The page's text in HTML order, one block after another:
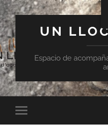
UN
Espacio de
Act/des
menú